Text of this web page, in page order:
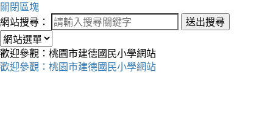
關閉區塊
網站搜尋：
送出搜尋
歡迎參觀：桃園市建德國民小學網站
歡迎參觀：桃園市建德國民小學網站